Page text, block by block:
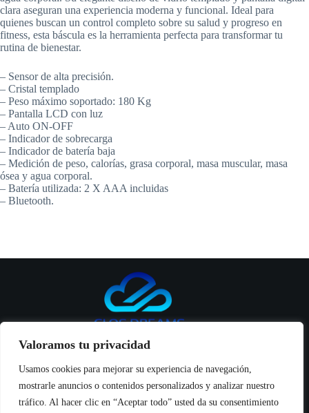
Valoramos tu privacidad
Usamos cookies para mejorar su experiencia de navegación,
mostrarle anuncios o contenidos personalizados y analizar nuestro
tráfico. Al hacer clic en “Aceptar todo” usted da su consentimiento
clara aseguran una experiencia moderna y funcional. Ideal para
quienes buscan un control completo sobre su salud y progreso en
fitness, esta báscula es la herramienta perfecta para transformar tu
rutina de bienestar.
– Sensor de alta precisión.
– Cristal templado
– Peso máximo soportado: 180 Kg
– Pantalla LCD con luz
– Auto ON-OFF
– Indicador de sobrecarga
– Indicador de batería baja
– Medición de peso, calorías, grasa corporal, masa muscular, masa
ósea y agua corporal.
– Batería utilizada: 2 X AAA incluidas
– Bluetooth.
Inicio